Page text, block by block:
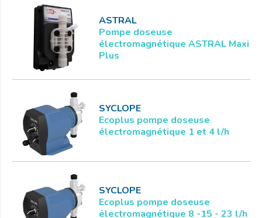
ASTRAL
Pompe doseuse
électromagnétique ASTRAL Maxi
Plus
SYCLOPE
Ecoplus pompe doseuse
électromagnétique 1 et 4 l/h
SYCLOPE
Ecoplus pompe doseuse
électromagnétique 8 -15 - 23 l/h